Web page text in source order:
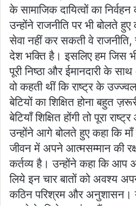
के सामाजिक दायित्वों का
उन्होंने राजनीति पर भी बोलते
सेवा नहीं कर सकती वे राजनीति,
देश भक्ति है। इसलिए हम जिस भी
पूरी निष्ठा और ईमानदारी के
वो कहती थीं कि राष्ट्र के
बेटियों का शिक्षित होना बहुत
बेटियाँ शिक्षित होंगी तो पूरा
उन्होंने आगे बोलते हुए कहा कि
जीवन में अपने आत्मसम्मान की
कर्तव्य है। उन्होंने कहा कि
लिये इन चार बातों को अवश्य
कठिन परिश्रम और